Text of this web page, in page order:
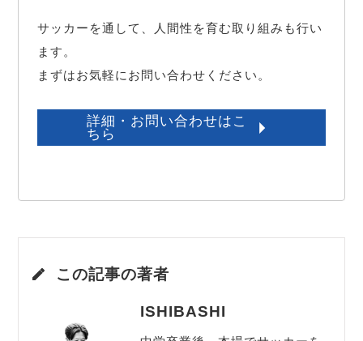
サッカーを通して、人間性を育む取り組みも行い
ます。
まずはお気軽にお問い合わせください。
詳細・お問い合わせはこ
ちら
この記事の著者
ISHIBASHI